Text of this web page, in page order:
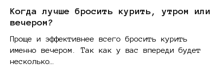
Когда лучше бросить курить, утром или
вечером?
Проще и эффективнее всего бросить курить
именно вечером. Так как у вас впереди будет
несколько…